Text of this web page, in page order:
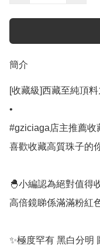
簡介
[收藏級]西藏至純頂
•
#gziciaga店主推薦收
喜歡收藏高質珠子的
🐣小編認為絕對值得
高倍鏡睇係滿滿粉紅
✨極度罕有 黑白分明